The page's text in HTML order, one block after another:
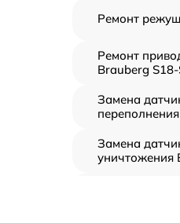
Ремонт
Ремонт
Brauberg S18-
Замена
Замена
уничтожения